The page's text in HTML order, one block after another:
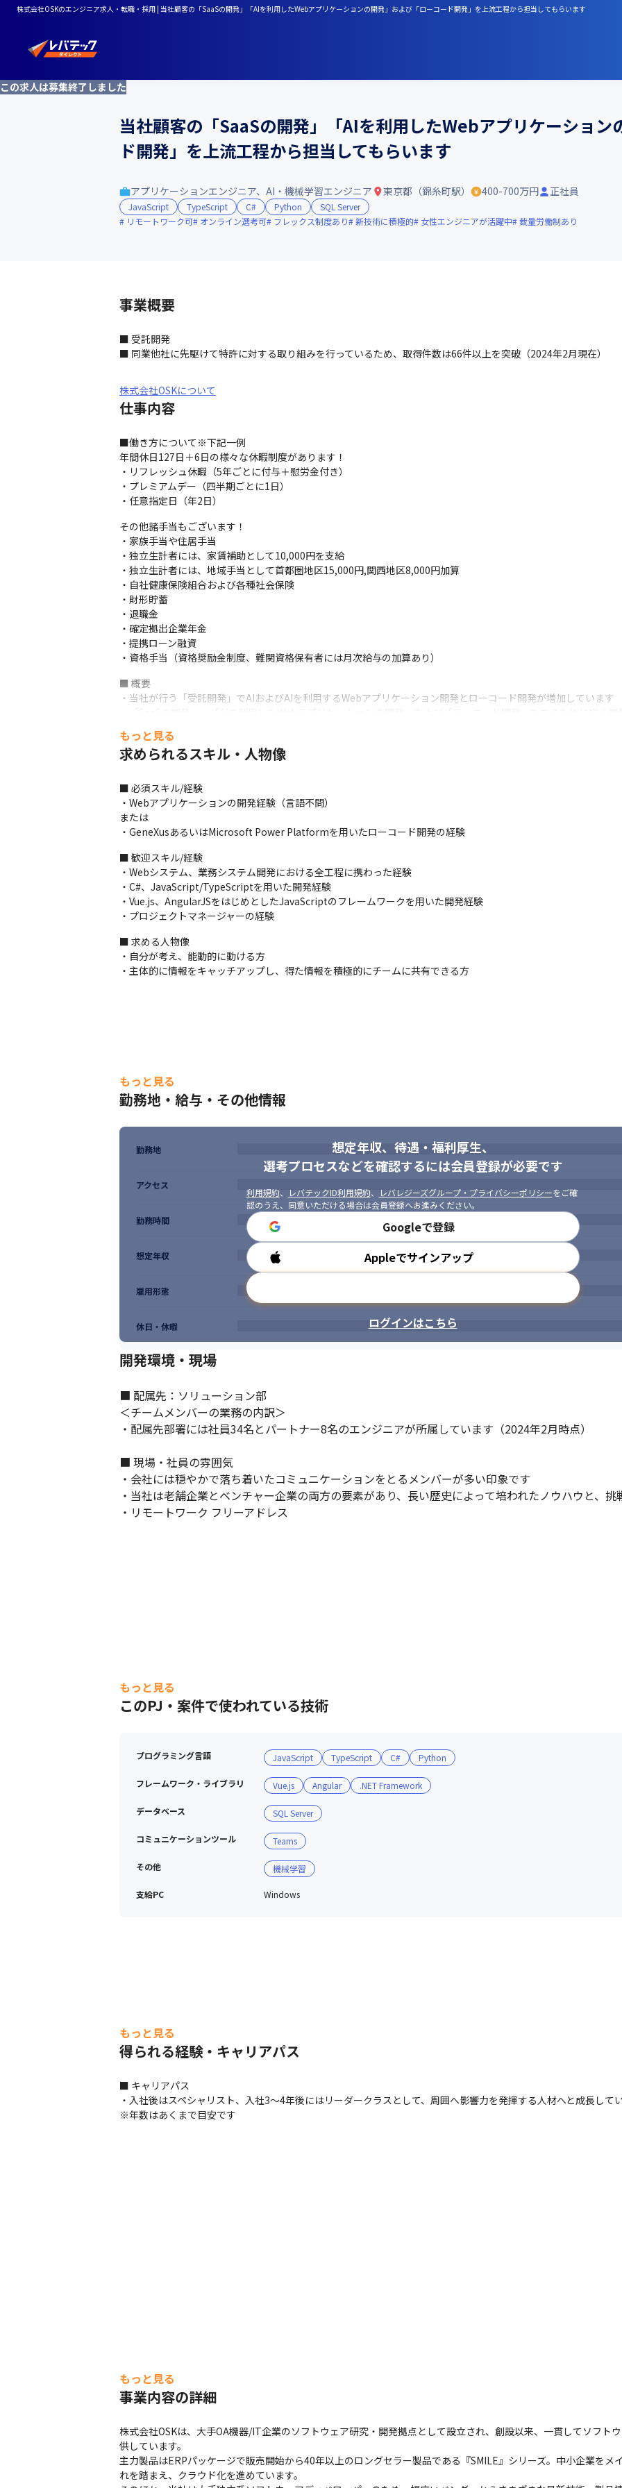
株式会社OSKのエンジニア求人・転職・採用 | 当社顧客の「SaaSの開発」「AIを利用したWebアプリケーションの開発」および「ローコード開発」を上流工程から担当してもらいます
この求人は募集終了しました
当社顧客の「SaaSの開発」「AIを利用したWebアプリケーション
ド開発」を上流工程から担当してもらいます
アプリケーションエンジニア、AI・機械学習エンジニア 東京都（錦糸町駅） 400-700万円 正社員
JavaScript TypeScript C# Python
SQL Server
リモートワーク可
オンライン選考可 フレックス制度あり 新技術に積極的 女性エンジニアが活躍中 裁量労働制あり
事業概要
■ 受託開発
■ 同業他社に先駆けて特許に対する取り組みを行っているため、取得件数は66件以上を突破（2024年2月現在）
株式会社OSKについて
仕事内容
■働き方について※下記一例
年間休日127日＋6日の様々な休暇制度があります！
・リフレッシュ休暇（5年ごとに付与＋慰労金付き）
・プレミアムデー（四半期ごとに1日）
・任意指定日（年2日）
その他諸手当もございます！
・家族手当や住居手当
・独立生計者には、家賃補助として10,000円を支給
・独立生計者には、地域手当として首都圏地区15,000円,関西地区8,000円加算
・自社健康保険組合および各種社会保険
・財形貯蓄
・退職金
・確定拠出企業年金
・提携ローン融資
・資格手当（資格奨励金制度、難関資格保有者には月次給与の加算あり）
■ 概要
・当社が行う「受託開発」でAIおよびAIを利用するWebアプリケーション開発とローコード開発が増加しています
■ 詳細
＜入社後＞
・即戦力として大塚商会をはじめとする、当社顧客の「SaaSの開発」、「AIを利用したWebアプリケーションの開
らいます
・スキルや年齢にあわせた教育担当をアサインし、チーム内にいるDeepLearning協会が主催するE資格の資格保持
＜業務の進め方＞
・要件定義が明確で開発手法が確立されているものは、ウォーターフォールを採用しています（既存製品に対する
・新規機能開発、新規技術を利用した開発においてはアジャイル開発を採用しています
＜活かせる経験＞
・Webシステム、業務システム開発における全工程に携わった経験
・GeneXus、Microsoft Power Platformを用いたローコード開発の経験
・Python、C#、JavaScript/TypeScriptを用いた開発の経験
・Vue.js、AngularJSなどのJavaScriptフレームワークを用いた開発の経験
＜組織体制＞
■ この仕事の面白み、魅力
・大塚商会の100％子会社として安定した経営基盤を保有しています
・業務知識やビジネススキル等、多くの企業で必要とされる技術を幅広く習得することができます
・独立系SIerのシステム開発部門として、安定した基盤の中で、さまざまなベンダーからの最新の技術をキャッチ
大手グループならではの安定感や働きやすさも魅力の1つです。
もっと見る
求められるスキル・人物像
■ 必須スキル/経験
・Webアプリケーションの開発経験（言語不問）
または
・GeneXusあるいはMicrosoft Power Platformを用いたローコード開発の経験
■ 歓迎スキル/経験
・Webシステム、業務システム開発における全工程に携わった経験
・C#、JavaScript/TypeScriptを用いた開発経験
・Vue.js、AngularJSをはじめとしたJavaScriptのフレームワークを用いた開発経験
・プロジェクトマネージャーの経験
■ 求める人物像
・自分が考え、能動的に動ける方
・主体的に情報をキャッチアップし、得た情報を積極的にチームに共有できる方
もっと見る
勤務地・給与・その他情報
想定年収、待遇・福利厚生、
選考プロセスなどを確認するには会員登録が必要です
利用規約、 レバテックID利用規約、 レバレジーズグループ・プライバシーポリシーをご確
認のうえ、同意いただける場合は会員登録へお進みください。
Googleで登録
Appleでサインアップ
ログインはこちら
勤務地
アクセス
勤務時間
想定年収
雇用形態
休日・休暇
開発環境・現場
■ 配属先：ソリューション部
＜チームメンバーの業務の内訳＞
・配属先部署には社員34名とパートナー8名のエンジニアが所属しています（2024年2月時点）
■ 現場・社員の雰囲気
・会社には穏やかで落ち着いたコミュニケーションをとるメンバーが多い印象です
・当社は老舗企業とベンチャー企業の両方の要素があり、長い歴史によって培われたノウハウと、
・リモートワーク フリーアドレス
もっと見る
このPJ・案件で使われている技術
プログラミング言語 JavaScript TypeScript C# Python
フレームワーク・ライブラリ Vue.js Angular .NET Framework
データベース SQL Server
コミュニケーションツール Teams
その他 機械学習
支給PC Windows
もっと見る
得られる経験・キャリアパス
■ キャリアパス
・入社後はスペシャリスト、入社3～4年後にはリーダークラスとして、周囲へ影響力を発揮する人材へと成長して
※年数はあくまで目安です
もっと見る
事業内容の詳細
株式会社OSKは、大手OA機器/IT企業のソフトウェア研究・開発拠点として設立され、創設以来、一貫してソフト
供しています。
主力製品はERPパッケージで販売開始から40年以上のロングセラー製品である『SMILE』シリーズ。中小企業をメ
れを踏まえ、クラウド化を進めています。